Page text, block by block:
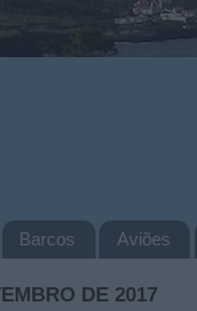
Barcos Aviões
DE 2017